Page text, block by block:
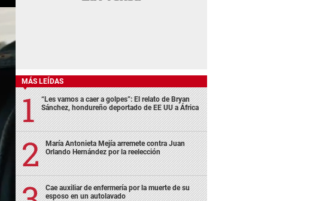
MÁS LEÍDAS
“Les vamos a caer a golpes”: El relato de Bryan
Sánchez, hondureño deportado de EE UU a África
María Antonieta Mejía arremete contra Juan
Orlando Hernández por la reelección
Cae auxiliar de enfermería por la muerte de su
esposo en un autolavado